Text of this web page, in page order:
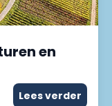
en
Lees verder